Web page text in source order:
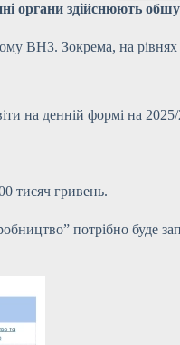
органи здійснюють
ВНЗ. Зокрема, на рівнях
на денній формі на
тисяч гривень.
потрібно буде